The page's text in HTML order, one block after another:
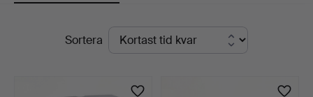
PågåendeSortera